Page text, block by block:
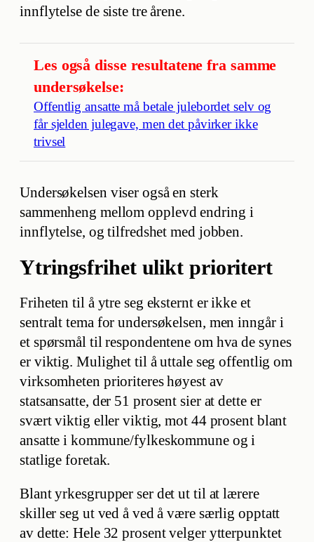
innflytelse de siste tre årene.
Les også disse resultatene fra samme
undersøkelse:
Offentlig ansatte må betale julebordet selv og
får sjelden julegave, men det påvirker ikke
trivsel
Undersøkelsen viser også en sterk
sammenheng mellom opplevd endring i
innflytelse, og tilfredshet med jobben.
Ytringsfrihet ulikt prioritert
Friheten til å ytre seg eksternt er ikke et
sentralt tema for undersøkelsen, men inngår i
et spørsmål til respondentene om hva de synes
er viktig. Mulighet til å uttale seg offentlig om
virksomheten prioriteres høyest av
statsansatte, der 51 prosent sier at dette er
svært viktig eller viktig, mot 44 prosent blant
ansatte i kommune/fylkeskommune og i
statlige foretak.
Blant yrkesgrupper ser det ut til at lærere
skiller seg ut ved å ved å være særlig opptatt
av dette: Hele 32 prosent velger ytterpunktet